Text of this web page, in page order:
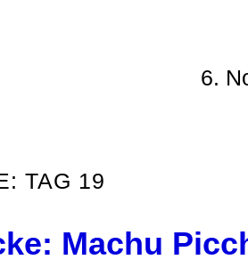
6.
TAG 19
Machu